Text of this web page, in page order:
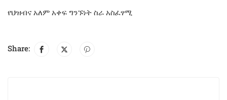
የህዝብና አለም አቀፍ ግንኙነት ስራ አስፈፃሚ
Share: